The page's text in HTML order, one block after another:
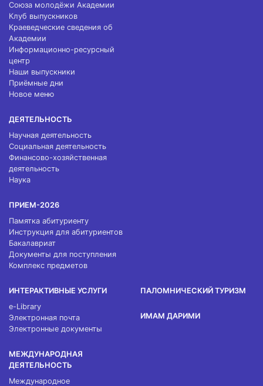
Союза молодёжи Академии
Клуб выпускников
Краеведческие сведения об
Академии
Информационно-ресурсный
центр
Наши выпускники
Приёмные дни
Новое меню
ДЕЯТЕЛЬНОСТЬ
Научная деятельность
Социальная деятельность
Финансово-хозяйственная
деятельность
Наука
ПРИЕМ-2026
Памятка абитуриенту
Инструкция для абитуриентов
Бакалавриат
Документы для поступления
Комплекс предметов
ИНТЕРАКТИВНЫЕ УСЛУГИ
e-Library
Электронная почта
Электронные документы
МЕЖДУНАРОДНАЯ
ДЕЯТЕЛЬНОСТЬ
Международное
ПАЛОМНИЧЕСКИЙ ТУРИЗМ
ИМАМ ДАРИМИ